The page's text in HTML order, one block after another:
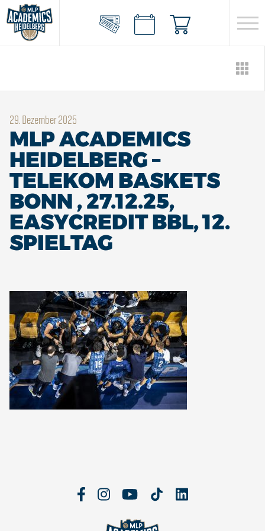
29. Dezember 2025
MLP ACADEMICS
HEIDELBERG –
TELEKOM BASKETS
BONN , 27.12.25,
EASYCREDIT BBL, 12.
SPIELTAG